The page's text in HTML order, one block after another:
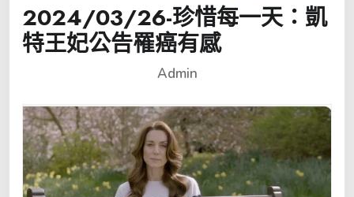
2024/03/26-珍惜每一天：凱
特王妃公告罹癌有感
Admin